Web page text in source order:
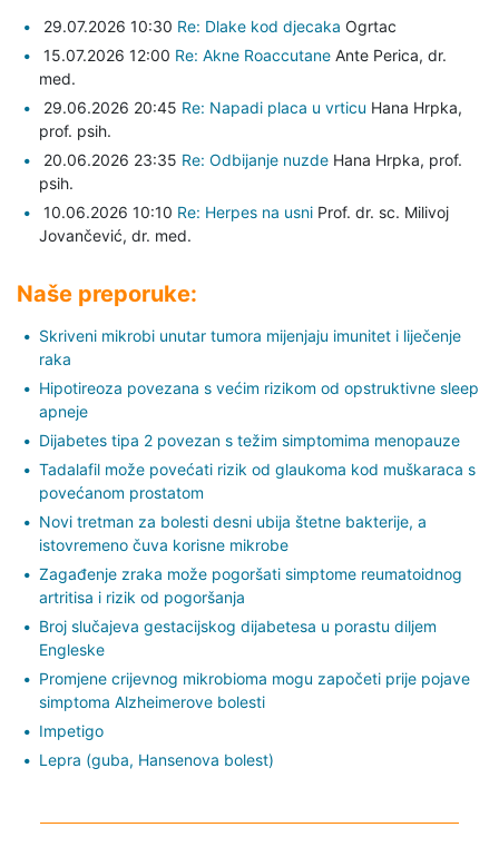
29.07.2026 10:30 Re: Dlake kod djecaka Ogrtac
15.07.2026 12:00 Re: Akne Roaccutane Ante Perica, dr.
med.
29.06.2026 20:45 Re: Napadi placa u vrticu Hana Hrpka,
prof. psih.
20.06.2026 23:35 Re: Odbijanje nuzde Hana Hrpka, prof.
psih.
10.06.2026 10:10 Re: Herpes na usni Prof. dr. sc. Milivoj
Jovančević, dr. med.
Naše preporuke:
Skriveni mikrobi unutar tumora mijenjaju imunitet i liječenje
raka
Hipotireoza povezana s većim rizikom od opstruktivne sleep
apneje
Dijabetes tipa 2 povezan s težim simptomima menopauze
Tadalafil može povećati rizik od glaukoma kod muškaraca s
povećanom prostatom
Novi tretman za bolesti desni ubija štetne bakterije, a
istovremeno čuva korisne mikrobe
Zagađenje zraka može pogoršati simptome reumatoidnog
artritisa i rizik od pogoršanja
Broj slučajeva gestacijskog dijabetesa u porastu diljem
Engleske
Promjene crijevnog mikrobioma mogu započeti prije pojave
simptoma Alzheimerove bolesti
Impetigo
Lepra (guba, Hansenova bolest)